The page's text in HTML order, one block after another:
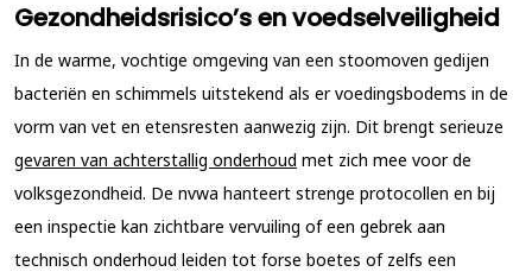
Gezondheidsrisico’s en voedselveiligheid
In de warme, vochtige omgeving van een stoomoven gedijen
bacteriën en schimmels uitstekend als er voedingsbodems in de
vorm van vet en etensresten aanwezig zijn. Dit brengt serieuze
gevaren van achterstallig onderhoud met zich mee voor de
volksgezondheid. De nvwa hanteert strenge protocollen en bij
een inspectie kan zichtbare vervuiling of een gebrek aan
technisch onderhoud leiden tot forse boetes of zelfs een